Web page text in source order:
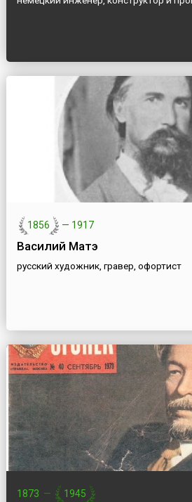
1856 — 1917
Василий Матэ
русский художник, гравер, офортист
1873 — 1945